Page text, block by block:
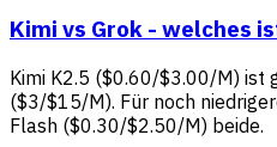
Kimi vs Grok - welches
Kimi K2.5 ($0.60/$3.00/M) ist
($3/$15/M). Für noch
Flash ($0.30/$2.50/M) beide.